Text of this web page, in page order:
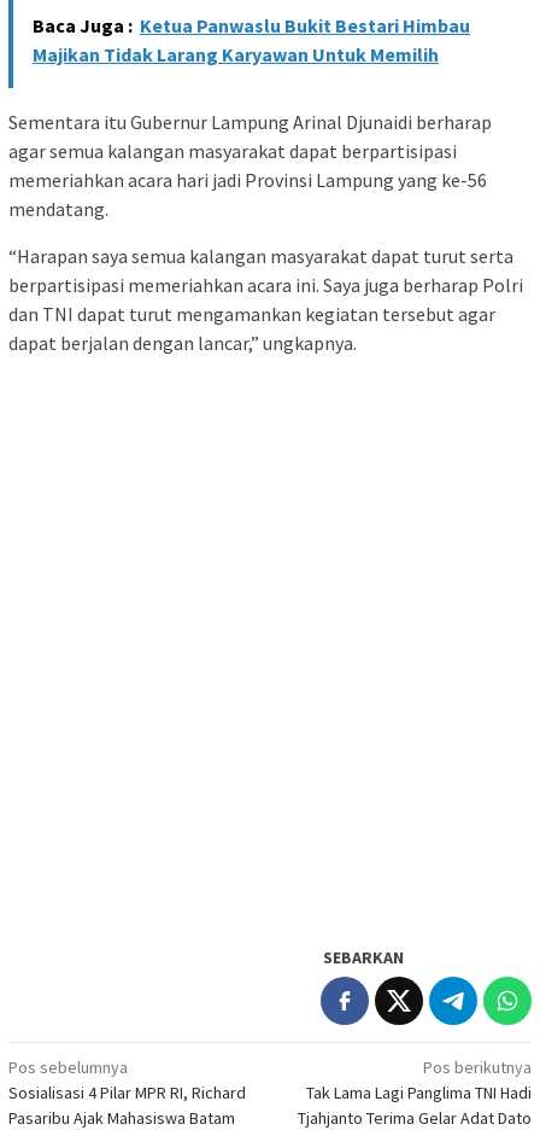
Baca Juga : Ketua Panwaslu Bukit Bestari Himbau
Majikan Tidak Larang Karyawan Untuk Memilih
Sementara itu Gubernur Lampung Arinal Djunaidi berharap
agar semua kalangan masyarakat dapat berpartisipasi
memeriahkan acara hari jadi Provinsi Lampung yang ke-56
mendatang.
“Harapan saya semua kalangan masyarakat dapat turut serta
berpartisipasi memeriahkan acara ini. Saya juga berharap Polri
dan TNI dapat turut mengamankan kegiatan tersebut agar
dapat berjalan dengan lancar,” ungkapnya.
SEBARKAN
Navigasi
pos
Pos sebelumnya
Sosialisasi 4 Pilar MPR RI, Richard
Pasaribu Ajak Mahasiswa Batam
Pos berikutnya
Tak Lama Lagi Panglima TNI Hadi
Tjahjanto Terima Gelar Adat Dato